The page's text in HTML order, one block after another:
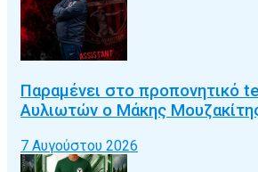
Παραμένει στο προπονητικό
Αυλιωτών ο Μάκης
7 Αυγούστου 2026